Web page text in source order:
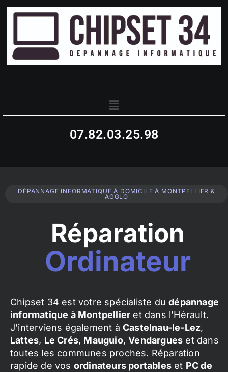
07.82.03.25.98
DÉPANNAGE INFORMATIQUE À DOMICILE À MONTPELLIER &
AGGLO
Réparation
Ordinateur
Chipset 34 est votre spécialiste dudépannage
informatique à Montpellier et dans l’Hérault.
J’interviens également à Castelnau-le-Lez,
Lattes, Le Crés, Mauguio,Vendargues et dans
toutes les communes proches. Réparation
rapide de vos ordinateurs portables et PC de